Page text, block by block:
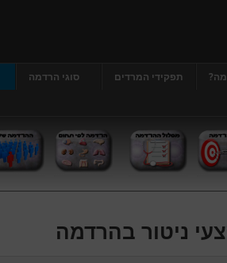
תפקידי המרדים סוגי הרדמה
ניטור בהרדמה